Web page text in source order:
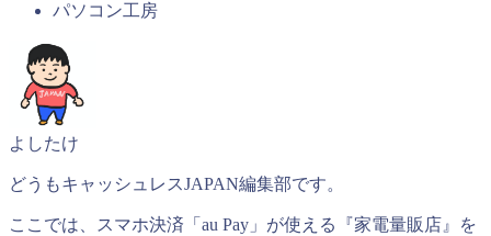
パソコン工房
よしたけ
どうもキャッシュレスJAPAN編集部です。
ここでは、スマホ決済「au Pay」が使える『家電量販店』を